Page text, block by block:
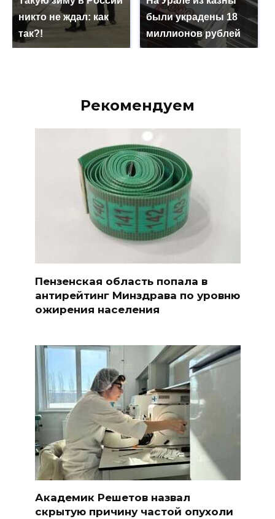
никто не ждал: как
так?!
были украдены 18
миллионов рублей
Рекомендуем
Пензенская область попала в
антирейтинг Минздрава по уровню
ожирения населения
Академик Решетов назвал
скрытую причину частой опухоли